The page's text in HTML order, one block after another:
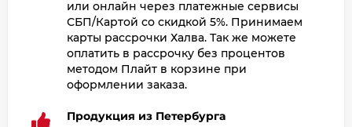
или онлайн через платежные сервисы
СБП/Картой со скидкой 5%. Принимаем
карты рассрочки Халва. Так же можете
оплатить в рассрочку без процентов
методом Плайт в корзине при
оформлении заказа.
Продукция из Петербурга